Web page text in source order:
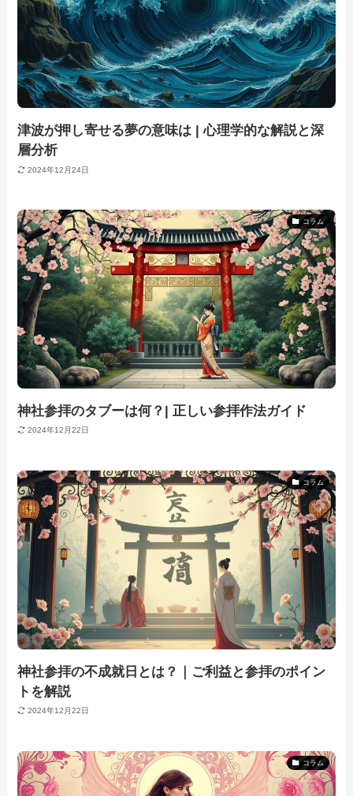
津波が押し寄せる夢の意味は | 心理学的な解説と深
層分析
2024年12月24日
コラム
神社参拝のタブーは何？| 正しい参拝作法ガイド
2024年12月22日
コラム
神社参拝の不成就日とは？｜ご利益と参拝のポイン
トを解説
2024年12月22日
コラム